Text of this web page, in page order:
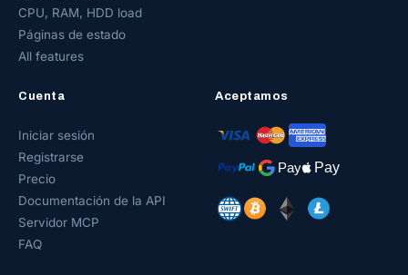
CPU, RAM, HDD load
Páginas de estado
All features
Cuenta
Iniciar sesión
Registrarse
Precio
Documentación de la API
Servidor MCP
FAQ
Aceptamos